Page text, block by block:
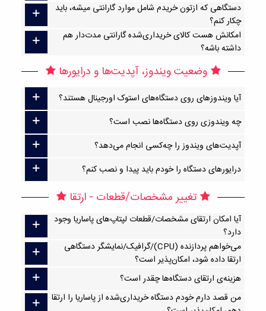
دستگاهی که ازتون خریدم شامل موارد گارانتی میشه، باید
چکار کنم؟
امکانش هست کالای خریداری‌شده گارانتی مدت‌دار هم
داشته باشه؟
وضعیت ویندوز، آپدیت‌ها و درایورها
آیا ویندوزهای روی دستگاه‌های استوک اورجینال هستند؟
چه ویندوزی روی دستگاه‌ها نصب است؟
آپدیت‌های ویندوز را چه‌کسی انجام می‌دهد؟
درایورهای دستگاه را خودم باید پیدا و نصب کنم؟
تغییر مشخصات/قطعات - ارتقا
آیا امکان ارتقا‌ی مشخصات/قطعات لپتاپ‌های پاساریا وجود
دارد؟
می‌خواهم پردازنده (CPU)/گرافیک/نمایشگر دستگاهی
ارتقا داده شود، امکان‌پذیر است؟
هزینه‌ی ارتقای دستگاه‌ها چقدر است؟
من قصد دارم خودم دستگاه خریداری‌شده از پاساریا را ارتقا